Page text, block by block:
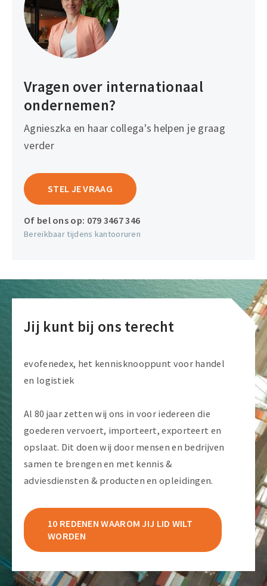
Vragen over internationaal
ondernemen?
Agnieszka en haar collega's helpen je graag
verder
STEL JE VRAAG
Of bel ons op: 079 3467 346
Bereikbaar tijdens kantooruren
Jij kunt bij ons terecht
evofenedex, het kennisknooppunt voor handel
en logistiek
Al 80 jaar zetten wij ons in voor iedereen die
goederen vervoert, importeert, exporteert en
opslaat. Dit doen wij door mensen en bedrijven
samen te brengen en met kennis &
adviesdiensten & producten en opleidingen.
10 REDENEN WAAROM JIJ LID WILT
WORDEN